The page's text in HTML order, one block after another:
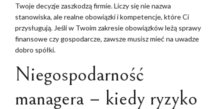
Twoje decyzje zaszkodzą firmie. Liczy się nie nazwa
stanowiska, ale realne obowiązki i kompetencje, które Ci
przysługują. Jeśli w Twoim zakresie obowiązków leżą sprawy
finansowe czy gospodarcze, zawsze musisz mieć na uwadze
dobro spółki.
Niegospodarność
managera – kiedy ryzyko